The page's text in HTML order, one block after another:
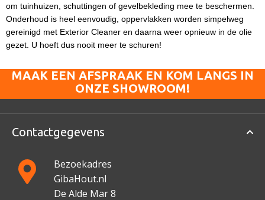
om tuinhuizen, schuttingen of gevelbekleding mee te beschermen.
Onderhoud is heel eenvoudig, oppervlakken worden simpelweg
gereinigd met Exterior Cleaner en daarna weer opnieuw in de olie
gezet. U hoeft dus nooit meer te schuren!
MAAK EEN AFSPRAAK EN KOM LANGS IN
ONZE SHOWROOM!
Contactgegevens
Bezoekadres
GibaHout.nl
De Alde Mar 8